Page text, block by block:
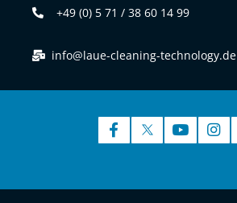
+49 (0) 5 71 / 38 60 14 99
info@laue-cleaning-technology.de